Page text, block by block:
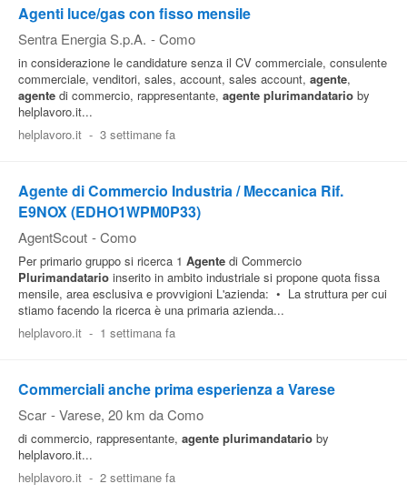
Agenti luce/gas con fisso mensile
Sentra Energia S.p.A. - Como
in considerazione le candidature senza il CV commerciale, consulente
commerciale, venditori, sales, account, sales account, agente,
agente di commercio, rappresentante, agente plurimandatario by
helplavoro.it...
helplavoro.it - 3 settimane fa
Agente di Commercio Industria / Meccanica Rif.
E9NOX (EDHO1WPM0P33)
AgentScout - Como
Per primario gruppo si ricerca 1 Agente di Commercio
Plurimandatario inserito in ambito industriale si propone quota fissa
mensile, area esclusiva e provvigioni L'azienda: • La struttura per cui
stiamo facendo la ricerca è una primaria azienda...
helplavoro.it - 1 settimana fa
Commerciali anche prima esperienza a Varese
Scar - Varese, 20 km da Como
di commercio, rappresentante, agente plurimandatario by
helplavoro.it...
helplavoro.it - 2 settimane fa